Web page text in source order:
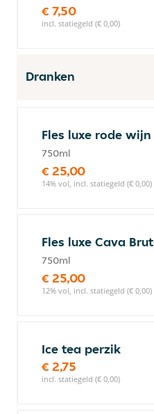
€ 7,50
incl. statiegeld (€ 0,00)
Dranken
Fles luxe rode wijn
750ml
€ 25,00
14% vol, incl. statiegeld (€ 0,00)
Fles luxe Cava Brut
750ml
€ 25,00
12% vol, incl. statiegeld (€ 0,00)
Ice tea perzik
€ 2,75
incl. statiegeld (€ 0,00)